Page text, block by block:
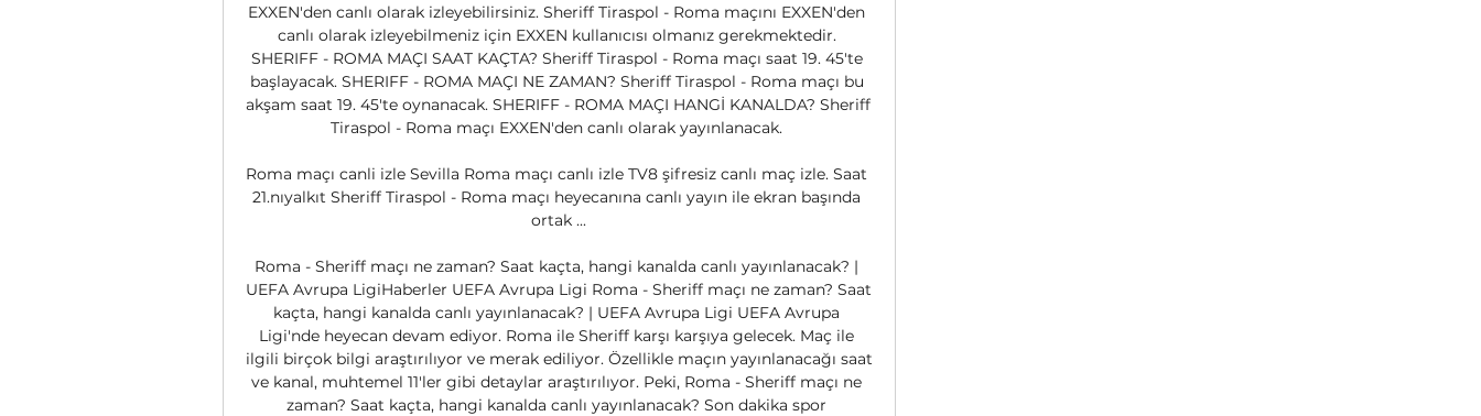
EXXEN'den canlı olarak izleyebilirsiniz. Sheriff Tiraspol - Roma maçını EXXEN'den
canlı olarak izleyebilmeniz için EXXEN kullanıcısı olmanız gerekmektedir.
SHERIFF - ROMA MAÇI SAAT KAÇTA? Sheriff Tiraspol - Roma maçı saat 19. 45'te
başlayacak. SHERIFF - ROMA MAÇI NE ZAMAN? Sheriff Tiraspol - Roma maçı bu
akşam saat 19. 45'te oynanacak. SHERIFF - ROMA MAÇI HANGİ KANALDA? Sheriff
Tiraspol - Roma maçı EXXEN'den canlı olarak yayınlanacak.
Roma maçı canli izle Sevilla Roma maçı canlı izle TV8 şifresiz canlı maç izle. Saat
21.nıyalkıt Sheriff Tiraspol - Roma maçı heyecanına canlı yayın ile ekran başında
ortak ...
Roma - Sheriff maçı ne zaman? Saat kaçta, hangi kanalda canlı yayınlanacak? |
UEFA Avrupa LigiHaberler UEFA Avrupa Ligi Roma - Sheriff maçı ne zaman? Saat
kaçta, hangi kanalda canlı yayınlanacak? | UEFA Avrupa Ligi UEFA Avrupa
Ligi'nde heyecan devam ediyor. Roma ile Sheriff karşı karşıya gelecek. Maç ile
ilgili birçok bilgi araştırılıyor ve merak ediliyor. Özellikle maçın yayınlanacağı saat
ve kanal, muhtemel 11'ler gibi detaylar araştırılıyor. Peki, Roma - Sheriff maçı ne
zaman? Saat kaçta, hangi kanalda canlı yayınlanacak? Son dakika spor